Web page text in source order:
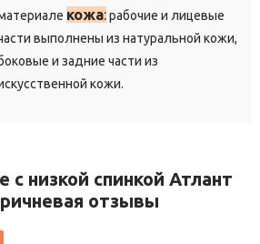
кожа:рабочие и лицевые
выполнены из натуральной кожи,
и задние части из
кожи.
с низкой спинкой Атлант
отзывы